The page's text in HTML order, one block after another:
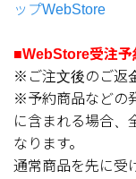
ップWebStore
■WebStore受注予
※ご注文後のご返
※予約商品などの
に含まれる場合、
なります。
通常商品を先に受